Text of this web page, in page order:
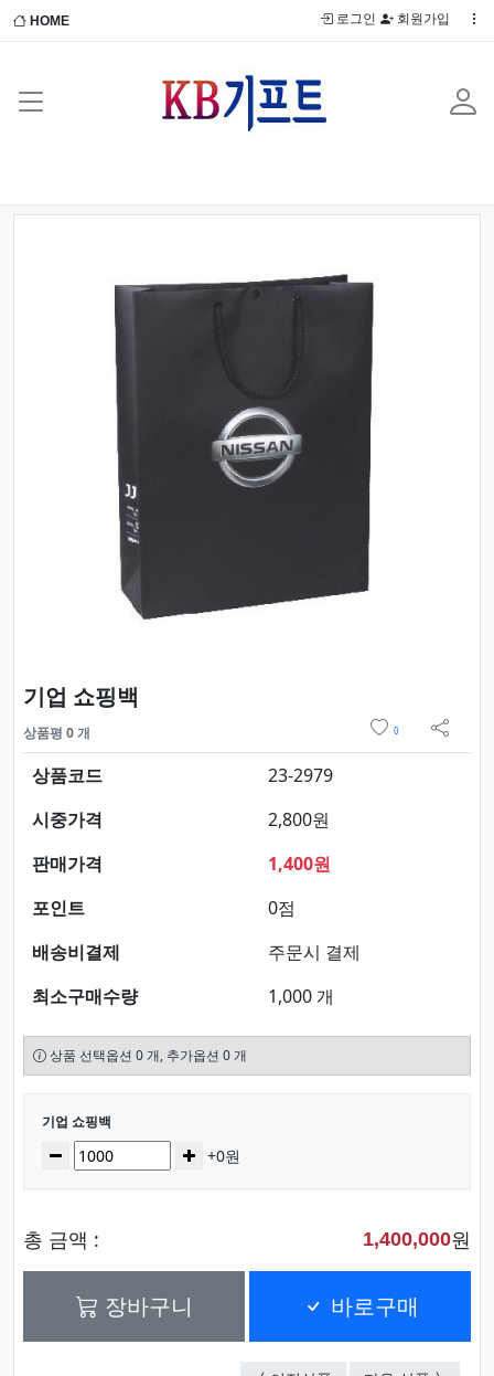
HOME 로그인 회원가입
Previous
기업 쇼핑백
상품평 0 개 0
sns 공
상품코드
23-2979
시중가격
2,800원
판매가격
1,400원
포인트
0점
배송비결제
주문시 결제
최소구매수량
1,000 개
상품 선택옵션 0 개, 추가옵션 0 개
선택된 옵션
기업 쇼핑백
수량감소 증가+0원
총 금액 : 1,400,000원
장바구니 바로구매